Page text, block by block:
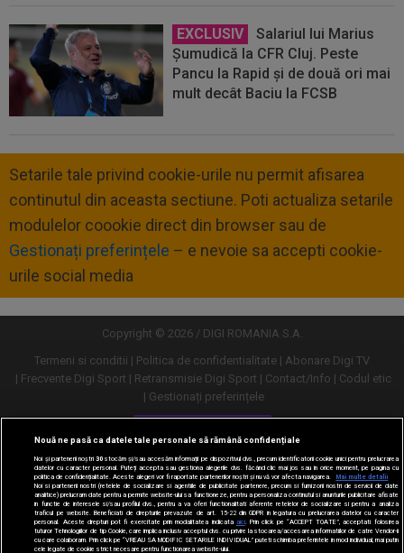
EXCLUSIV
Salariul lui Marius
Șumudică la CFR Cluj. Peste
Pancu la Rapid și de două ori mai
mult decât Baciu la FCSB
Setarile tale privind cookie-urile nu permit afisarea
continutul din aceasta sectiune. Poti actualiza setarile
modulelor coookie direct din browser sau de
Gestionați preferințele – e nevoie sa accepti cookie-
urile social media
Copyright © 2026 / DIGI ROMANIA S.A.
Termeni si conditii
Politica de confidentialitate
Abonare Digi TV
Frecvente Digi Sport
Retransmisie Digi Sport Contact/Info
Codul etic
Gestionați preferințele
Versiune desktop
Nouă ne pasă ca datele tale personale să rămână confidențiale
Noi și partenerii noștri30stocăm și/sau accesăm informații pe dispozitivul dvs., precum identificatorii cookie unici pentru prelucrarea
datelor cu caracter personal. Puteți accepta sau gestiona alegerile dvs. făcând clic mai jos sau în orice moment, pe pagina cu
politica de confidențialitate. Aceste alegeri vor fi raportate partenerilor noștri și nu vă vor afecta navigarea.
Mai multe detalii
Noi si partenerii nostri (retelele de socializare si agentiile de publicitate partenere, precum si furnizorii nostri de servicii de date
analitice) prelucram date pentru a permite website-ului sa functioneze, pentru a personaliza continutul si anunturile publicitare afisate
in functie de interesele si/sau profilul dvs., pentru a va oferi functionalitati aferente retelelor de socializare si pentru a analiza
traficul pe website. Beneficiati de drepturile prevazute de art. 15-22 din GDPR in legatura cu prelucrarea datelor cu caracter
personal. Aceste drepturi pot fi exercitate prin modalitatea indicata aici. Prin click pe “ACCEPT TOATE”, acceptati folosirea
tuturor Tehnologiilor de tip Cookie, care implica inclusiv acceptul dvs. cu privire la stocarea/accesarea informatiilor de catre Vendor-ii
cu care colaboram. Prin click pe “VREAU SA MODIFIC SETARILE INDIVIDUAL” puteti schimba preferintele in mod individual, mai putin
cele legate de cookie strict necesare pentru functionarea website-ului.